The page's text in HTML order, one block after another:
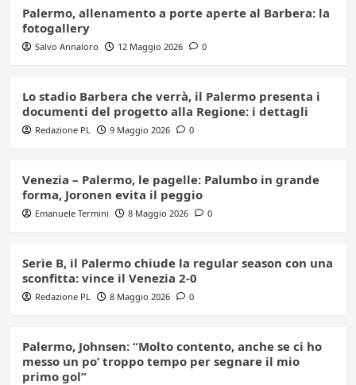
Palermo, allenamento a porte aperte al Barbera: la
fotogallery
Salvo Annaloro 12 Maggio 2026 0
Lo stadio Barbera che verrà, il Palermo presenta i
documenti del progetto alla Regione: i dettagli
Redazione PL 9 Maggio 2026 0
Venezia – Palermo, le pagelle: Palumbo in grande
forma, Joronen evita il peggio
Emanuele Termini 8 Maggio 2026 0
Serie B, il Palermo chiude la regular season con una
sconfitta: vince il Venezia 2-0
Redazione PL 8 Maggio 2026 0
Palermo, Johnsen: “Molto contento, anche se ci ho
messo un po’ troppo tempo per segnare il mio
primo gol”